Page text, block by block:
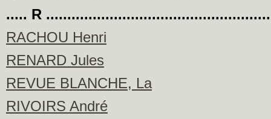
..... R
RACHOU Henri
RENARD Jules
REVUE BLANCHE, La
RIVOIRS André